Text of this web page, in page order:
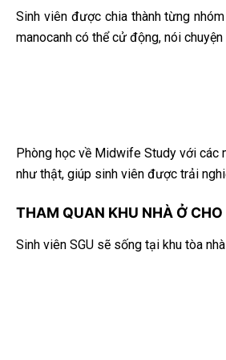
Sinh viên được chia thành từng
manocanh có thể cử động, nói
Phòng học về Midwife Study với các
như thật, giúp sinh viên được trải
THAM QUAN KHU NHÀ Ở
Sinh viên SGU sẽ sống tại khu tòa